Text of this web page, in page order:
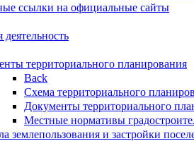
ссылки на официальные сайты
деятельность
территориального планирования
Back
Схема территориального
Документы территориального
Местные нормативы
землепользования и застройки